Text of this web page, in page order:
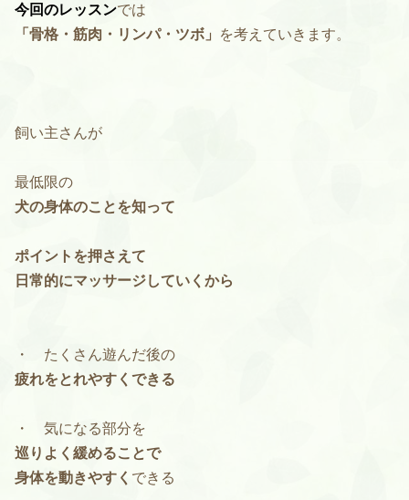
今回のレッスンでは
「骨格・筋肉・リンパ・ツボ」
を考えていきます。
飼い主さんが
最低限の
犬の身体のことを知って
ポイントを押さえて
日常的にマッサージしていくから
・ たくさん遊んだ後の
疲れをとれやすくできる
・ 気になる部分を
巡りよく緩めることで
身体を動きやすく できる